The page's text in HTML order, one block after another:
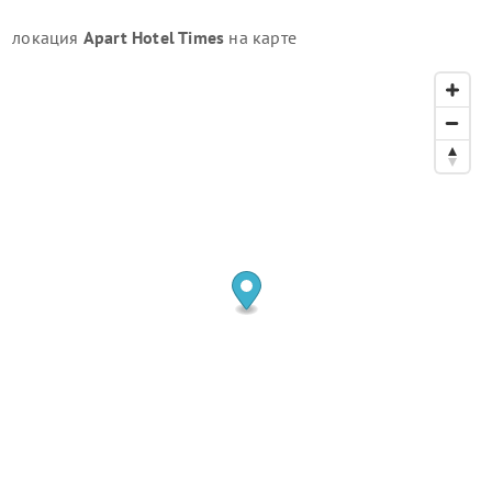
локация Apart Hotel Times на карте